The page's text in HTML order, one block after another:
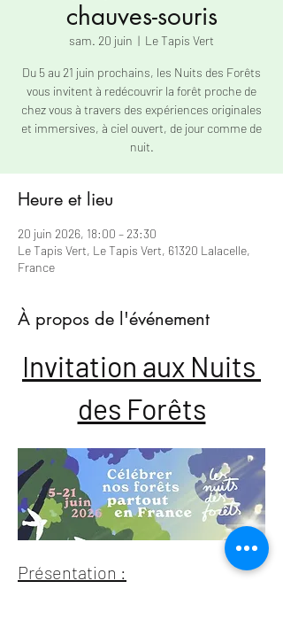
chauves-souris
sam. 20 juin
  |
Le Tapis Vert
Du 5 au 21 juin prochains, les Nuits des Forêts
vous invitent à redécouvrir la forêt proche de
chez vous à travers des expériences originales
et immersives, à ciel ouvert, de jour comme de
nuit.
Heure et lieu
20 juin 2026, 18:00 – 23:30
Le Tapis Vert, Le Tapis Vert, 61320 Lalacelle,
France
À propos de l'événement
Invitation aux Nuits
des Forêts
Présentation :